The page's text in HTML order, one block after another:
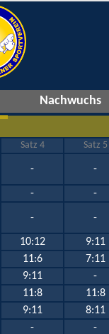
Nachwuchs
Satz 4 Satz 5
- -
- -
- -
10:12 9:11
11:6 7:11
9:11 -
11:8 11:8
9:11 8:11
- -